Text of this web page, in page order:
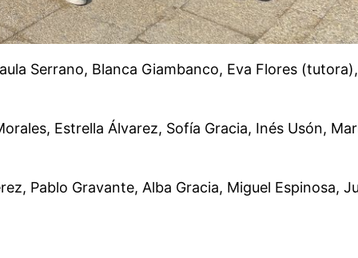
Serrano, Blanca Giambanco, Eva Flores
Estrella Álvarez, Sofía Gracia, Inés Usón,
Pablo Gravante, Alba Gracia, Miguel Espinosa,